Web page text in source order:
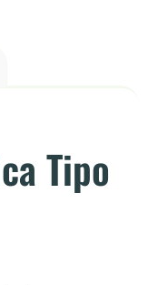
Tipo